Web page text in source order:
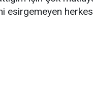
esirgemeyen